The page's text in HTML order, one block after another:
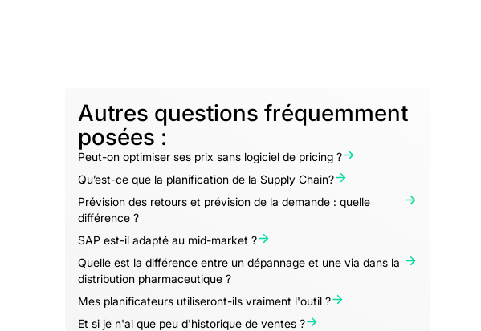
Autres questions fréquemment
posées :
Peut-on optimiser ses prix sans logiciel de pricing ?
Qu’est-ce que la planification de la Supply Chain?
Prévision des retours et prévision de la demande : quelle
différence ?
SAP est-il adapté au mid-market ?
Quelle est la différence entre un dépannage et une via dans la
distribution pharmaceutique ?
Mes planificateurs utiliseront-ils vraiment l'outil ?
Et si je n'ai que peu d'historique de ventes ?